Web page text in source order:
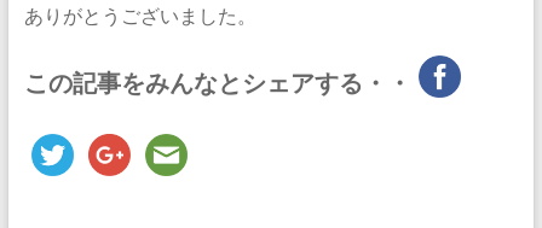
ありがとうございました。
この記事をみんなとシェアする・・